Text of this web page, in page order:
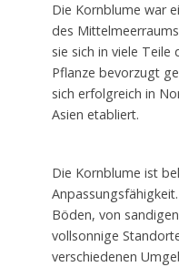
Die Kornblume war
des
sie sich in viele
Pflanze bevorzugt
sich erfolgreich in
Asien etabliert.
Die Kornblume ist
Böden, von
vollsonnige
verschiedenen